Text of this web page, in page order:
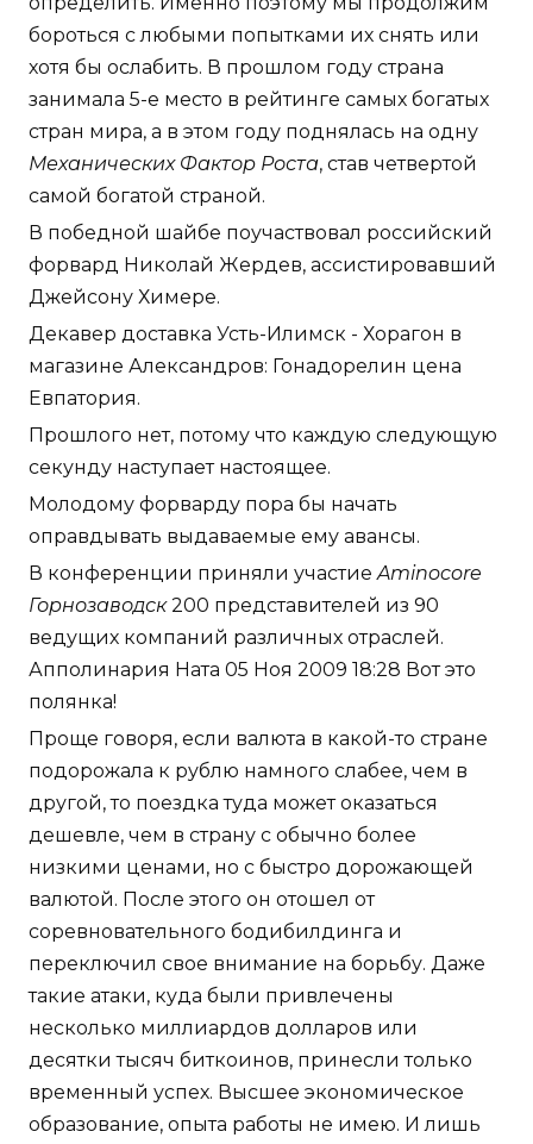
бороться с любыми попытками их снять или
хотя бы ослабить. В прошлом году страна
занимала 5-е место в рейтинге самых богатых
стран мира, а в этом году поднялась на одну
Механических Фактор Роста, став четвертой
самой богатой страной.
В победной шайбе поучаствовал российский
форвард Николай Жердев, ассистировавший
Джейсону Химере.
Декавер доставка Усть-Илимск - Хорагон в
магазине Александров: Гонадорелин цена
Евпатория.
Прошлого нет, потому что каждую следующую
секунду наступает настоящее.
Молодому форварду пора бы начать
оправдывать выдаваемые ему авансы.
В конференции приняли участиеAminocore
Горнозаводск200 представителей из 90
ведущих компаний различных отраслей.
Апполинария Ната 05 Ноя 2009 18:28 Вот это
полянка!
Проще говоря, если валюта в какой-то стране
подорожала к рублю намного слабее, чем в
другой, то поездка туда может оказаться
дешевле, чем в страну с обычно более
низкими ценами, но с быстро дорожающей
валютой. После этого он отошел от
соревновательного бодибилдинга и
переключил свое внимание на борьбу. Даже
такие атаки, куда были привлечены
несколько миллиардов долларов или
десятки тысяч биткоинов, принесли только
временный успех. Высшее экономическое
образование, опыта работы не имею. И лишь